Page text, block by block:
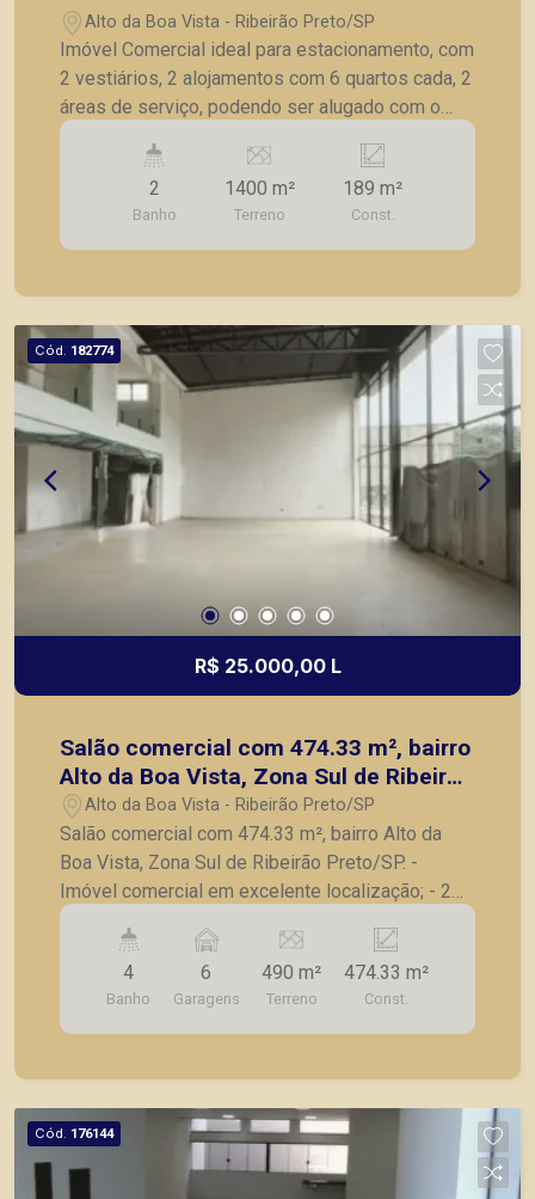
Alto da Boa Vista - Ribeirão Preto/SP
Imóvel Comercial ideal para estacionamento, com
2 vestiários, 2 alojamentos com 6 quartos cada, 2
áreas de serviço, podendo ser alugado com o
imóvel comercial da Avenida Presidente Vargas,
antiga Onda do Peixe (consultar valor).
2
Banho
1400 m²
Terreno
189 m²
Const.
Cód. 182774
R$ 25.000,00 L
Salão comercial com 474.33 m², bairro
Alto da Boa Vista, Zona Sul de Ribeirão
Preto/SP.
Alto da Boa Vista - Ribeirão Preto/SP
Salão comercial com 474.33 m², bairro Alto da
Boa Vista, Zona Sul de Ribeirão Preto/SP. -
Imóvel comercial em excelente localização; - 2
Pavimentos; - Cozinha; - Escritório; - Iluminação; -
4 lavabos; - 6 vagas de garagem. A Piramid tem
como objetivo atender seus clientes com
agilidade e segurança, em locação, vendas de
imóveis prontos, usados ou mesmo nos
4
Banho
6
Garagens
490 m²
Terreno
474.33 m²
Const.
Cód. 176144